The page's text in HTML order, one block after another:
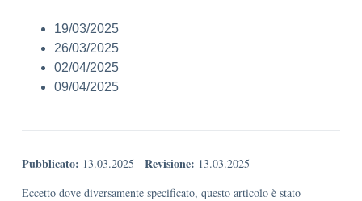
19/03/2025
26/03/2025
02/04/2025
09/04/2025
Pubblicato: 13.03.2025 - Revisione: 13.03.2025
Eccetto dove diversamente specificato, questo articolo è stato